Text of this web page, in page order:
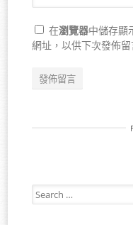
在瀏覽器中儲存顯
網址，以供下次發佈留
Search for: